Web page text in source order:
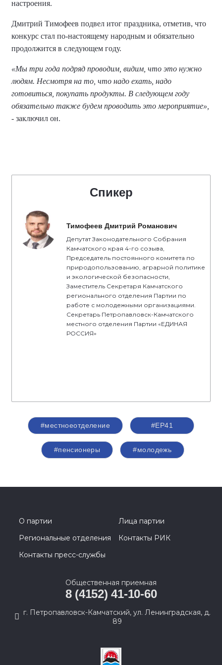
настроения.
Дмитрий Тимофеев подвел итог праздника, отметив, что
конкурс стал по-настоящему народным и обязательно
продолжится в следующем году.
«Мы три года подряд проводим, видим, что это нужно
людям. Несмотря на то, что надо ехать, надо
готовиться, покупать продукты. В следующем году
обязательно также будем проводить это мероприятие»,
- заключил он.
Спикер
Тимофеев Дмитрий Романович
Депутат Законодательного Собрания
Камчатского края 4-го созыва,
Председатель постоянного комитета по
природопользованию, аграрной политике
и экологической безопасности,
Заместитель Секретаря Камчатского
регионального отделения Партии по
работе с молодежными организациями.
Секретарь Петропавловск-Камчатского
местного отделения Партии «ЕДИНАЯ
РОССИЯ»
#местноеотделение #ЕР41
#пенсионеры #молодежь
О партии
Лица партии
Региональные отделения
Контакты РИК
Контакты пресс-службы
Общественная приемная
8 (4152) 41-10-60
г. Петропавловск-Камчатский, ул. Ленинградская, д.
89